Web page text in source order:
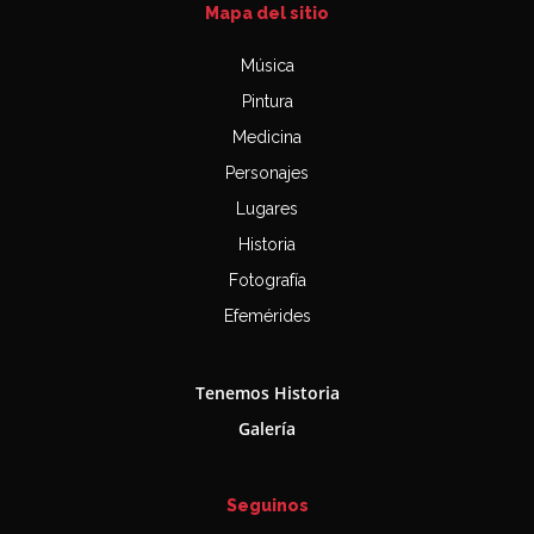
Mapa del sitio
Música
Pintura
Medicina
Personajes
Lugares
Historia
Fotografía
Efemérides
Tenemos Historia
Galería
Seguinos